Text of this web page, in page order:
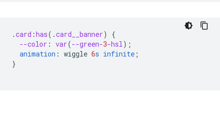
.card :has( .card__banner)
{
--color : var(--green-3-hsl);
animation : wiggle 6s infinite ;
}